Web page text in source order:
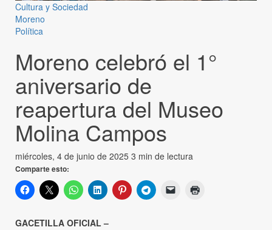
Cultura y Sociedad
Moreno
Política
Moreno celebró el 1°
aniversario de
reapertura del Museo
Molina Campos
miércoles, 4 de junio de 2025 3 min de lectura
Comparte esto:
GACETILLA OFICIAL –